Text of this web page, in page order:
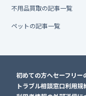
不用品買取の記事一覧
ペットの記事一覧
初めての方へセーフリー
トラブル相談窓口利用規